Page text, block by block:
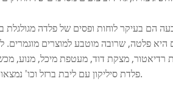
היא פלטה, שרובה מוטבע למוצרים
רדיאטור, מצקת דוד, מעטפת מיכל, מנוע,
פלדת סיליקון עם ליבת ברזל וכו' נמצאות בתהליך הטבעה.